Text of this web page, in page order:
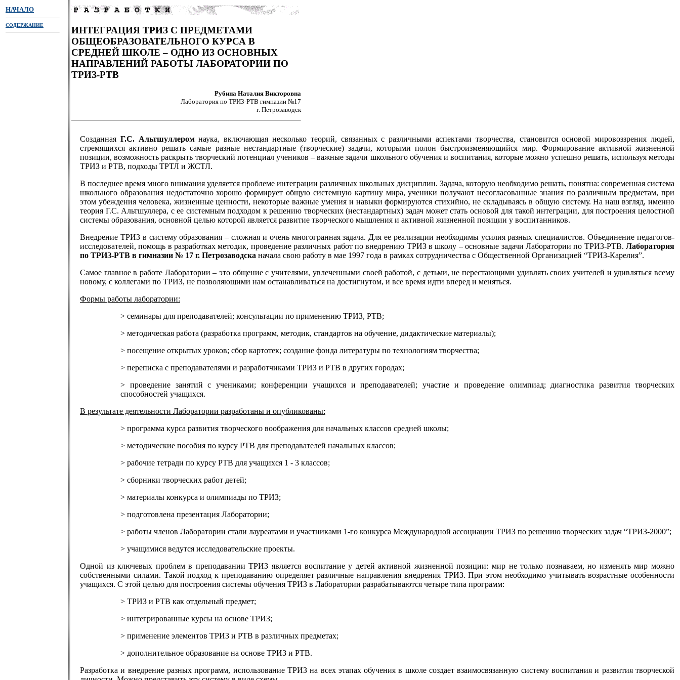
НАЧАЛО
СОДЕРЖАНИЕ
ИНТЕГРАЦИЯ ТРИЗ С ПРЕДМЕТАМИ
ОБЩЕОБРАЗОВАТЕЛЬНОГО КУРСА В
СРЕДНЕЙ ШКОЛЕ – ОДНО ИЗ ОСНОВНЫХ
НАПРАВЛЕНИЙ РАБОТЫ ЛАБОРАТОРИИ ПО
ТРИЗ-РТВ
Рубина Наталия Викторовна
Лаборатория по ТРИЗ-РТВ гимназии №17
г. Петрозаводск
Созданная Г.С. Альтшуллеромнаука, включающая несколько теорий, связанных с различными аспектами творчества, становится основой мировоззрения людей,
стремящихся активно решать самые разные нестандартные (творческие) задачи, которыми полон быстроизменяющийся мир. Формирование активной жизненной
позиции, возможность раскрыть творческий потенциал учеников – важные задачи школьного обучения и воспитания, которые можно успешно решать, используя методы
ТРИЗ и РТВ, подходы ТРТЛ и ЖСТЛ.
В последнее время много внимания уделяется проблеме интеграции различных школьных дисциплин. Задача, которую необходимо решать, понятна: современная система
школьного образования недостаточно хорошо формирует общую системную картину мира, ученики получают несогласованные знания по различным предметам, при
этом убеждения человека, жизненные ценности, некоторые важные умения и навыки формируются стихийно, не складываясь в общую систему. На наш взгляд, именно
теория Г.С. Альтшуллера, с ее системным подходом к решению творческих (нестандартных) задач может стать основой для такой интеграции, для построения целостной
системы образования, основной целью которой является развитие творческого мышления и активной жизненной позиции у воспитанников.
Внедрение ТРИЗ в систему образования – сложная и очень многогранная задача. Для ее реализации необходимы усилия разных специалистов. Объединение педагогов-
исследователей, помощь в разработках методик, проведение различных работ по внедрению ТРИЗ в школу – основные задачи Лаборатории по ТРИЗ-РТВ. Лаборатория
по ТРИЗ-РТВ в гимназии № 17 г. Петрозаводска начала свою работу в мае 1997 года в рамках сотрудничества с Общественной Организацией “ТРИЗ-Карелия”.
Самое главное в работе Лаборатории – это общение с учителями, увлеченными своей работой, с детьми, не перестающими удивлять своих учителей и удивляться всему
новому, с коллегами по ТРИЗ, не позволяющими нам останавливаться на достигнутом, и все время идти вперед и меняться.
Формы работы лаборатории:
> семинары для преподавателей; консультации по применению ТРИЗ, РТВ;
> методическая работа (разработка программ, методик, стандартов на обучение, дидактические материалы);
> посещение открытых уроков; сбор картотек; создание фонда литературы по технологиям творчества;
> переписка с преподавателями и разработчиками ТРИЗ и РТВ в других городах;
> проведение занятий с учениками; конференции учащихся и преподавателей; участие и проведение олимпиад; диагностика развития творческих
способностей учащихся.
В результате деятельности Лаборатории разработаны и опубликованы:
> программа курса развития творческого воображения для начальных классов средней школы;
> методические пособия по курсу РТВ для преподавателей начальных классов;
> рабочие тетради по курсу РТВ для учащихся 1 - 3 классов;
> сборники творческих работ детей;
> материалы конкурса и олимпиады по ТРИЗ;
> подготовлена презентация Лаборатории;
> работы членов Лаборатории стали лауреатами и участниками 1-го конкурса Международной ассоциации ТРИЗ по решению творческих задач “ТРИЗ-2000”;
> учащимися ведутся исследовательские проекты.
Одной из ключевых проблем в преподавании ТРИЗ является воспитание у детей активной жизненной позиции: мир не только познаваем, но изменять мир можно
собственными силами. Такой подход к преподаванию определяет различные направления внедрения ТРИЗ. При этом необходимо учитывать возрастные особенности
учащихся. С этой целью для построения системы обучения ТРИЗ в Лаборатории разрабатываются четыре типа программ:
> ТРИЗ и РТВ как отдельный предмет;
> интегрированные курсы на основе ТРИЗ;
> применение элементов ТРИЗ и РТВ в различных предметах;
> дополнительное образование на основе ТРИЗ и РТВ.
Разработка и внедрение разных программ, использование ТРИЗ на всех этапах обучения в школе создает взаимосвязанную систему воспитания и развития творческой